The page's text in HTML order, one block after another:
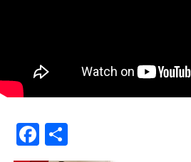
Facebook
Μοιραστείτε